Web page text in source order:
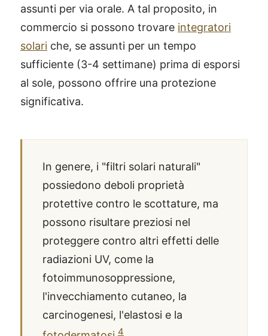
assunti per via orale. A tal proposito, in
commercio si possono trovare integratori
solari che, se assunti per un tempo
sufficiente (3-4 settimane) prima di esporsi
al sole, possono offrire una protezione
significativa.
In genere, i "filtri solari naturali"
possiedono deboli proprietà
protettive contro le scottature, ma
possono risultare preziosi nel
proteggere contro altri effetti delle
radiazioni UV, come la
fotoimmunosoppressione,
l'invecchiamento cutaneo, la
carcinogenesi, l'elastosi e la
4